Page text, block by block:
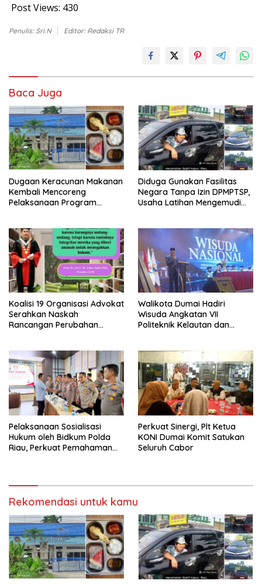
Post Views: 430
Penulis: Sri.N Editor: Redaksi TR
Baca Juga
Dugaan Keracunan Makanan
Kembali Mencoreng
Pelaksanaan Program
Bersama Kota Dumai
Diduga Gunakan Fasilitas
Negara Tanpa Izin DPMPTSP,
Usaha Latihan Mengemudi
Koalisi 19 Organisasi Advokat
Serahkan Naskah
Rancangan Perubahan
RI
Walikota Dumai Hadiri
Wisuda Angkatan VII
Politeknik Kelautan dan
Pelaksanaan Sosialisasi
Hukum oleh Bidkum Polda
Riau, Perkuat Pemahaman
Perkuat Sinergi, Plt Ketua
KONI Dumai Komit Satukan
Seluruh Cabor
Rekomendasi untuk kamu